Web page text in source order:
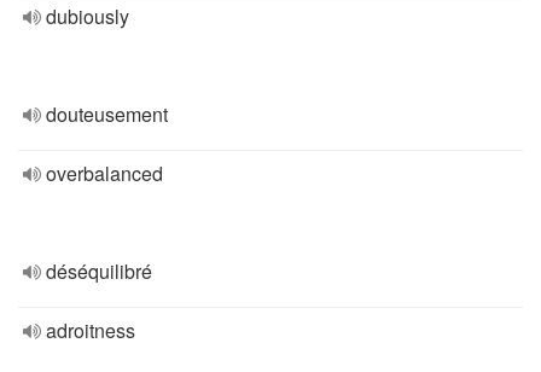
dubiously
douteusement
overbalanced
déséquilibré
adroitness